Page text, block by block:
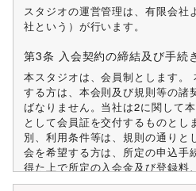
スタジオの運営管理は、有限会社
社という）が行います。
第3条 入会契約の締結及び手続
本スタジオは、会員制とします。
する方は、本会則及び規則等の諸
ばなりません。当社は2に関して
として会員証を交付するものとし
別、利用条件等は、規則の通りと
会を希望する方は、所定の申込手
得た上で所定の入会金及び登録料
ものとし、別途定める利用開始日